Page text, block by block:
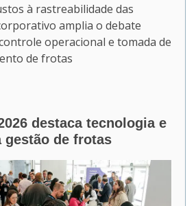
à rastreabilidade das
amplia o debate
operacional e tomada de
de frotas
destaca tecnologia e
gestão de frotas